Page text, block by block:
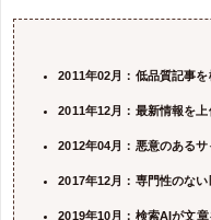
2011年02月：低品質記事
2011年12月：最新情報を
2012年04月：悪意のある
2017年12月：専門性のな
2019年10月：検索AIが文